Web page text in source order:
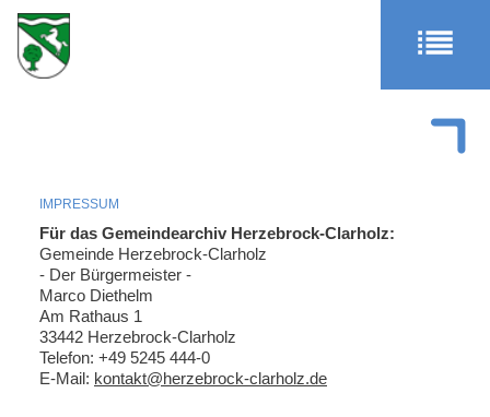
IMPRESSUM
Für das Gemeindearchiv Herzebrock-Clarholz:
Gemeinde Herzebrock-Clarholz
- Der Bürgermeister -
Marco Diethelm
Am Rathaus 1
33442 Herzebrock-Clarholz
Telefon: +49 5245 444-0
E-Mail: kontakt@herzebrock-clarholz.de